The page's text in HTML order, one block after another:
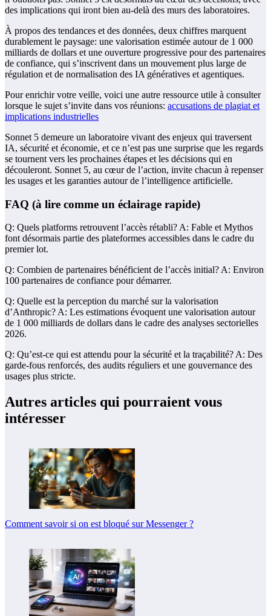
des implications qui iront bien au-delà des murs des laboratoires.
À propos des tendances et des données, deux chiffres marquent
durablement le paysage: une valorisation estimée autour de 1 000
milliards de dollars et une ouverture progressive pour des partenaires
de confiance, qui s’inscrivent dans un mouvement plus large de
régulation et de normalisation des IA génératives et agentiques.
Pour enrichir votre veille, voici une autre ressource utile à consulter
lorsque le sujet s’invite dans vos réunions: accusations de plagiat et
implications industrielles
Sonnet 5 demeure un laboratoire vivant des enjeux qui traversent
IA, sécurité et économie, et ce n’est pas une surprise que les regards
se tournent vers les prochaines étapes et les décisions qui en
découleront. Sonnet 5, au cœur de l’action, invite chacun à repenser
les usages et les garanties autour de l’intelligence artificielle.
FAQ (à lire comme un éclairage rapide)
Q: Quels platforms retrouvent l’accès rétabli? A: Fable et Mythos
font désormais partie des plateformes accessibles dans le cadre du
premier lot.
Q: Combien de partenaires bénéficient de l’accès initial? A: Environ
100 partenaires de confiance pour démarrer.
Q: Quelle est la perception du marché sur la valorisation
d’Anthropic? A: Les estimations évoquent une valorisation autour
de 1 000 milliards de dollars dans le cadre des analyses sectorielles
2026.
Q: Qu’est-ce qui est attendu pour la sécurité et la traçabilité? A: Des
garde-fous renforcés, des audits réguliers et une gouvernance des
usages plus stricte.
Autres articles qui pourraient vous
intéresser
Comment savoir si on est bloqué sur Messenger ?